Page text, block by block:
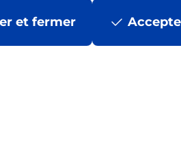
et fermer
?